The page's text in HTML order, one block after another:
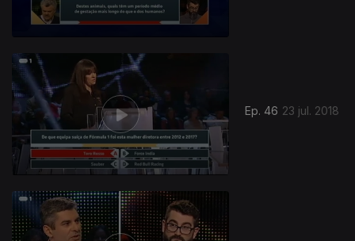
Ep. 46 23 jul. 2018